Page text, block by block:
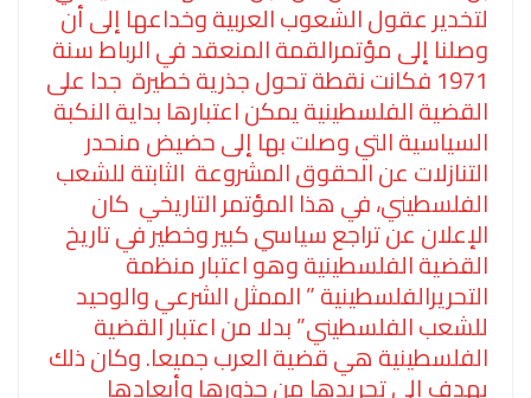
لتخدير عقول الشعوب العربية وخداعها إلى أن
وصلنا إلى مؤتمرالقمة المنعقد في الرباط سنة
1971 فكانت نقطة تحول جذرية خطيرة جدا على
القضية الفلسطينية يمكن اعتبارها بداية النكبة
السياسية التي وصلت بها إلى حضيض منحدر
التنازلات عن الحقوق المشروعة الثابتة للشعب
الفلسطيني، في هذا المؤتمر التاريخي كان
الإعلان عن تراجع سياسي كبير وخطير في تاريخ
القضية الفلسطينية وهو اعتبار منظمة
التحريرالفلسطينية ” الممثل الشرعي والوحيد
للشعب الفلسطيني” بدلا من اعتبار القضية
الفلسطينية هي قضية العرب جميعا. وكان ذلك
يهدف إلى تجريدها من جذورها وأبعادها